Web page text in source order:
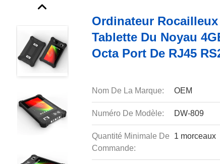
Ordinateur
Tablette Du Noyau
Octa Port De RJ45
Nom De La Marque: OEM
Numéro De Modèle: DW-809
Quantité Minimale De
Commande:
1 morceaux